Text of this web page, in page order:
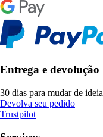
Entrega e devolução
30 dias para mudar de ideia
Devolva seu pedido
Trustpilot